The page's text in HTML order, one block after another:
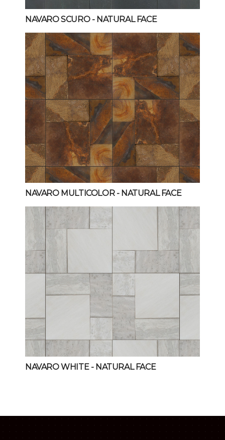
NAVARO SCURO- NATURAL FACE
NAVARO MULTICOLOR- NATURAL FACE
NAVARO WHITE- NATURAL FACE